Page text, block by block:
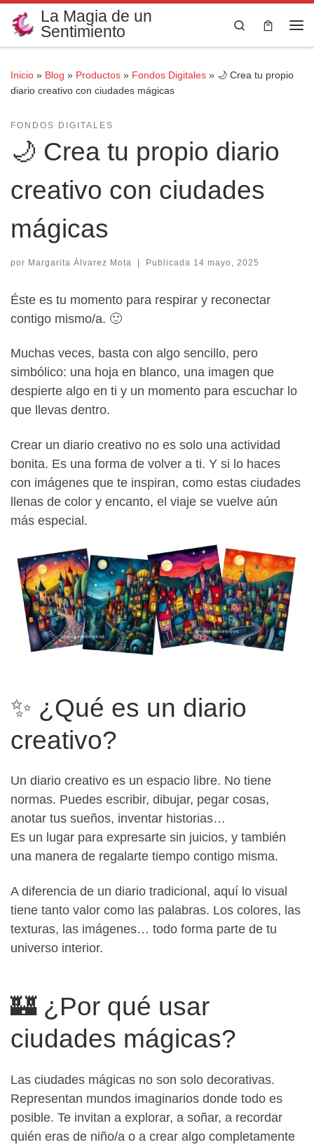
Saltar al contenido
La Magia de un
Sentimiento
Search
Inicio » Blog » Productos » Fondos Digitales » 🌙 Crea tu propio
diario creativo con ciudades mágicas
FONDOS DIGITALES
🌙 Crea tu propio diario
creativo con ciudades
mágicas
por Margarita Álvarez Mota | Publicada 14 mayo, 2025
Éste es tu momento para respirar y reconectar
contigo mismo/a. 🙂
Muchas veces, basta con algo sencillo, pero
simbólico: una hoja en blanco, una imagen que
despierte algo en ti y un momento para escuchar lo
que llevas dentro.
Crear un diario creativo no es solo una actividad
bonita. Es una forma de volver a ti. Y si lo haces
con imágenes que te inspiran, como estas ciudades
llenas de color y encanto, el viaje se vuelve aún
más especial.
✨ ¿Qué es un diario
creativo?
Un diario creativo es un espacio libre. No tiene
normas. Puedes escribir, dibujar, pegar cosas,
anotar tus sueños, inventar historias…
Es un lugar para expresarte sin juicios, y también
una manera de regalarte tiempo contigo misma.
A diferencia de un diario tradicional, aquí lo visual
tiene tanto valor como las palabras. Los colores, las
texturas, las imágenes… todo forma parte de tu
universo interior.
🏰 ¿Por qué usar
ciudades mágicas?
Las ciudades mágicas no son solo decorativas.
Representan mundos imaginarios donde todo es
posible. Te invitan a explorar, a soñar, a recordar
quién eras de niño/a o a crear algo completamente